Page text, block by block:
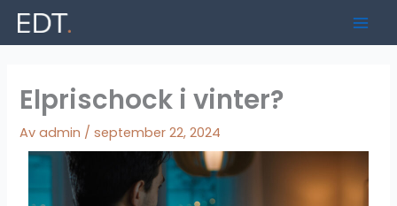
Hoppa
Elprischock i vinter?
Av admin /september 22, 2024